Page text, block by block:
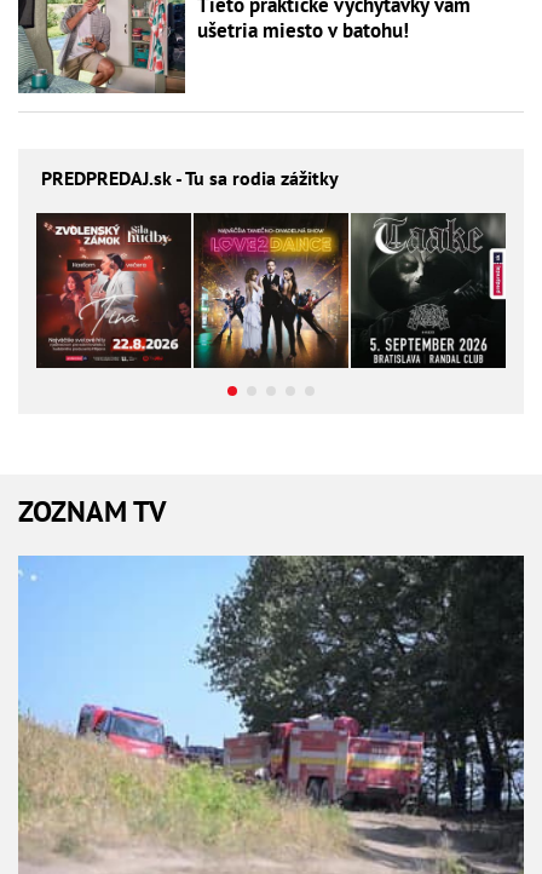
ušetria miesto v batohu!
PREDPREDAJ.sk - Tu sa rodia zážitky
ZOZNAM TV